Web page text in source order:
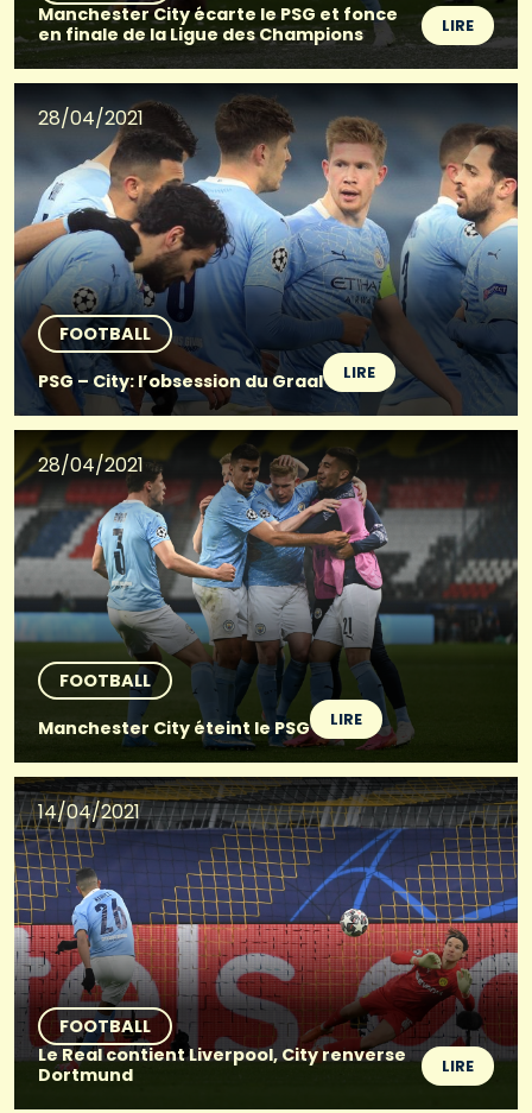
Manchester City écarte le PSG et fonce
en finale de la Ligue des Champions
LIRE
28/04/2021
FOOTBALL
PSG – City: l’obsession du Graal
LIRE
28/04/2021
FOOTBALL
Manchester City éteint le PSG
LIRE
14/04/2021
FOOTBALL
Le Real contient Liverpool, City renverse
Dortmund
LIRE